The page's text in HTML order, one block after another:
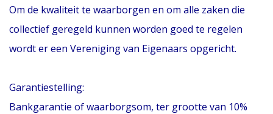
Om de kwaliteit te waarborgen en om alle zaken die
collectief geregeld kunnen worden goed te regelen
wordt er een Vereniging van Eigenaars opgericht.
Garantiestelling:
Bankgarantie of waarborgsom, ter grootte van 10%